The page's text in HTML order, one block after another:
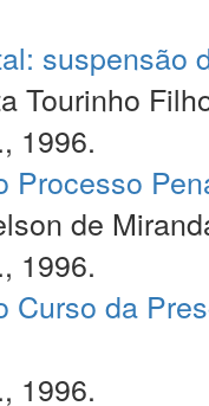
suspensão
Tourinho
1996.
Processo
de
1996.
Curso da
1996.